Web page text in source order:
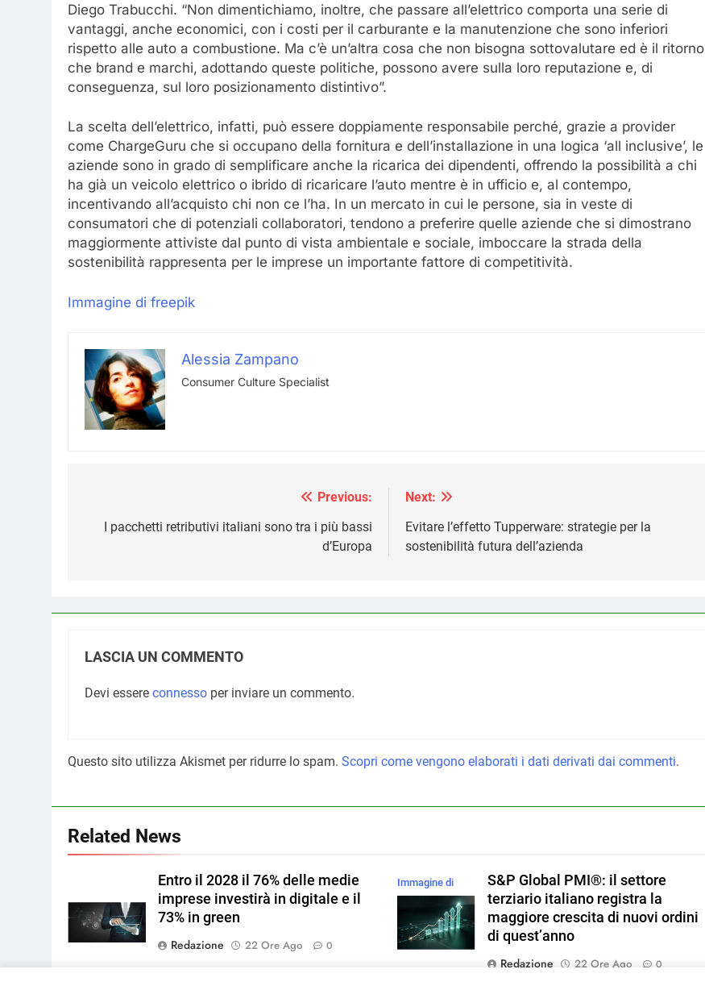
Diego Trabucchi. “Non dimentichiamo, inoltre, che passare all’elettrico comporta una serie di
vantaggi, anche economici, con i costi per il carburante e la manutenzione che sono inferiori
rispetto alle auto a combustione. Ma c’è un’altra cosa che non bisogna sottovalutare ed è il ritorno
che brand e marchi, adottando queste politiche, possono avere sulla loro reputazione e, di
conseguenza, sul loro posizionamento distintivo”.
La scelta dell’elettrico, infatti, può essere doppiamente responsabile perché, grazie a provider
come ChargeGuru che si occupano della fornitura e dell’installazione in una logica ‘all inclusive’, le
aziende sono in grado di semplificare anche la ricarica dei dipendenti, offrendo la possibilità a chi
ha già un veicolo elettrico o ibrido di ricaricare l’auto mentre è in ufficio e, al contempo,
incentivando all’acquisto chi non ce l’ha. In un mercato in cui le persone, sia in veste di
consumatori che di potenziali collaboratori, tendono a preferire quelle aziende che si dimostrano
maggiormente attiviste dal punto di vista ambientale e sociale, imboccare la strada della
sostenibilità rappresenta per le imprese un importante fattore di competitività.
Immagine di freepik
Alessia Zampano
Consumer Culture Specialist
articoli
Previous:
I pacchetti retributivi italiani sono tra i più bassi
d’Europa
Next:
Evitare l’effetto Tupperware: strategie per la
sostenibilità futura dell’azienda
LASCIA UN COMMENTO
Devi essere connesso per inviare un commento.
Questo sito utilizza Akismet per ridurre lo spam. Scopri come vengono elaborati i dati derivati dai commenti.
Related News
Entro il 2028 il 76% delle medie
imprese investirà in digitale e il
73% in green
Redazione
22 Ore Ago 0
Immagine di
S&P Global PMI®: il settore
terziario italiano registra la
maggiore crescita di nuovi ordini
di quest’anno
Redazione
22 Ore Ago 0